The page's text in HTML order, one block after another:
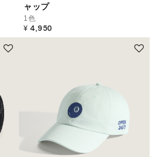
ャップ
1色
¥ 4,950